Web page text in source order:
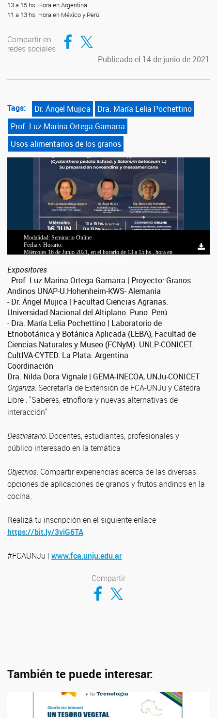
13 a 15 hs. Hora en Argentina
11 a 13 hs. Hora en México y Perú
Compartir en
redes sociales
Compartir en Facebook
Compartir en Twitter
Publicado el 14 de junio de 2021
Tags: Dr. Ángel Mujica
Dra. María Lelia Pochettino
Prof. Luz Marina Ortega Gamarra
Usos alimentarios de los granos
Modalidad: Seminario Online
Fecha y Horario:
Miércoles 16 de Junio 2021, en el horario de 13 a 15 hs., hora en
Expositores
- Prof. Luz Marina Ortega Gamarra | Proyecto: Granos
Andinos UNAP-U.Hohenheim-KWS- Alemania
- Dr. Ángel Mujica | Facultad Ciencias Agrarias.
Universidad Nacional del Altiplano. Puno. Perú
- Dra. María Lelia Pochettino | Laboratorio de
Etnobotánica y Botánica Aplicada (LEBA), Facultad de
Ciencias Naturales y Museo (FCNyM). UNLP-CONICET.
CultIVA-CYTED. La Plata. Argentina
Coordinación
Dra. Nilda Dora Vignale | GEMA-INECOA, UNJu-CONICET
Organiza: Secretaría de Extensión de FCA-UNJu y Cátedra
Libre : "Saberes, etnoflora y nuevas alternativas de
interacción"
Destinatario: Docentes, estudiantes, profesionales y
público interesado en la temática
Objetivos: Compartir experiencias acerca de las diversas
opciones de aplicaciones de granos y frutos andinos en la
cocina.
Realizá tu inscripción en el siguiente enlace
https://bit.ly/3viG6TA
#FCAUNJu | www.fca.unju.edu.ar
Compartir
Compartir en Facebook
Compartir en Twitter
También te puede interesar: